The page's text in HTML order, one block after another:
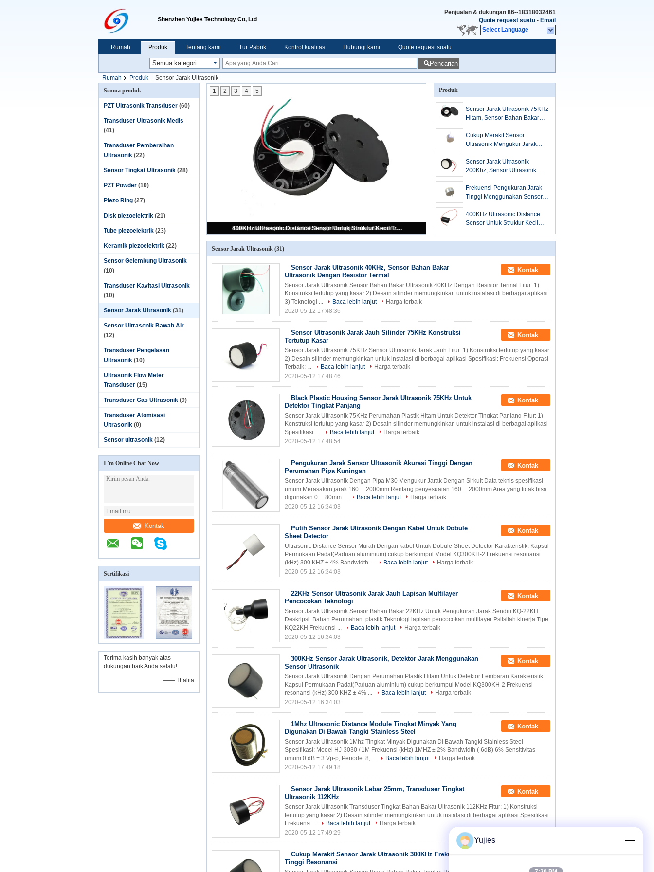
Shenzhen Yujies Technology Co, Ltd
Penjualan & dukungan 86--18318032461
Quote request suatu - Email
Select Language
Rumah Produk Tentang kami Tur Pabrik Kontrol kualitas Hubungi kami Quote request suatu
Pencarian
Rumah Produk
Sensor Jarak Ultrasonik
Semua produk
PZT Ultrasonik Transduser (60)
Transduser Ultrasonik Medis
(41)
Transduser Pembersihan
Ultrasonik (22)
Sensor Tingkat Ultrasonik (28)
PZT Powder (10)
Piezo Ring (27)
Disk piezoelektrik (21)
Tube piezoelektrik (23)
Keramik piezoelektrik (22)
Sensor Gelembung Ultrasonik
(10)
Transduser Kavitasi Ultrasonik
(10)
Sensor Jarak Ultrasonik (31)
Sensor Ultrasonik Bawah Air
(12)
Transduser Pengelasan
Ultrasonik (10)
Ultrasonik Flow Meter
Transduser (15)
Transduser Gas Ultrasonik (9)
Transduser Atomisasi
Ultrasonik (0)
Sensor ultrasonik (12)
I 'm Online Chat Now
Kontak
Sertifikasi
Terima kasih banyak atas
dukungan baik Anda selalu!
—— Thalita
Sensor Jarak Ultrasonik 75KHz Hitam, Sensor Bahan Bakar Ultrasonik Penutup Ganda
1 2 3 4 5 Produk
Sensor Jarak Ultrasonik 75KHz
Hitam, Sensor Bahan Bakar
Cukup Merakit Sensor
Ultrasonik Mengukur Jarak
Sensor Jarak Ultrasonik
200Khz, Sensor Ultrasonik
Frekuensi Pengukuran Jarak
Tinggi Menggunakan Sensor
400KHz Ultrasonic Distance
Sensor Untuk Struktur Kecil
Sensor Jarak Ultrasonik (31)
Sensor Jarak Ultrasonik 40KHz, Sensor Bahan Bakar
Ultrasonik Dengan Resistor Termal
Kontak
Sensor Jarak Ultrasonik Sensor Bahan Bakar Ultrasonik 40KHz Dengan Resistor Termal Fitur: 1)
Konstruksi tertutup yang kasar 2) Desain silinder memungkinkan untuk instalasi di berbagai aplikasi
3) Teknologi ...
Baca lebih lanjut
Harga terbaik
2020-05-12 17:48:36
Sensor Ultrasonik Jarak Jauh Silinder 75KHz Konstruksi
Tertutup Kasar
Kontak
Sensor Jarak Ultrasonik 75KHz Sensor Ultrasonik Jarak Jauh Fitur: 1) Konstruksi tertutup yang kasar
2) Desain silinder memungkinkan untuk instalasi di berbagai aplikasi Spesifikasi: Frekuensi Operasi
Terbaik: ...
Baca lebih lanjut
Harga terbaik
2020-05-12 17:48:46
Black Plastic Housing Sensor Jarak Ultrasonik 75KHz Untuk
Detektor Tingkat Panjang
Kontak
Sensor Jarak Ultrasonik 75KHz Perumahan Plastik Hitam Untuk Detektor Tingkat Panjang Fitur: 1)
Konstruksi tertutup yang kasar 2) Desain silinder memungkinkan untuk instalasi di berbagai aplikasi
Spesifikasi: ...
Baca lebih lanjut
Harga terbaik
2020-05-12 17:48:54
Pengukuran Jarak Sensor Ultrasonik Akurasi Tinggi Dengan
Perumahan Pipa Kuningan
Kontak
Sensor Jarak Ultrasonik Dengan Pipa M30 Mengukur Jarak Dengan Sirkuit Data teknis spesifikasi
umum Merasakan jarak 160 ... 2000mm Rentang penyesuaian 160 ... 2000mm Area yang tidak bisa
digunakan 0 ... 80mm ...
Baca lebih lanjut
Harga terbaik
2020-05-12 16:34:03
Putih Sensor Jarak Ultrasonik Dengan Kabel Untuk Dobule
Sheet Detector
Kontak
Ultrasonic Distance Sensor Murah Dengan kabel Untuk Dobule-Sheet Detector Karakteristik: Kapsul
Permukaan Padat(Paduan aluminium) cukup berkumpul Model KQ300KH-2 Frekuensi resonansi
(kHz) 300 KHZ ± 4% Bandwidth ...
Baca lebih lanjut
Harga terbaik
2020-05-12 16:34:03
22KHz Sensor Ultrasonik Jarak Jauh Lapisan Multilayer
Pencocokan Teknologi
Kontak
Sensor Jarak Ultrasonik Sensor Bahan Bakar 22KHz Untuk Pengukuran Jarak Sendiri KQ-22KH
Deskripsi: Bahan Perumahan: plastik Teknologi lapisan pencocokan multilayer Psilsilah kinerja Tipe:
KQ22KH Frekuensi ...
Baca lebih lanjut
Harga terbaik
2020-05-12 16:34:03
300KHz Sensor Jarak Ultrasonik, Detektor Jarak Menggunakan
Sensor Ultrasonik
Kontak
Sensor Jarak Ultrasonik Dengan Perumahan Plastik Hitam Untuk Detektor Lembaran Karakteristik:
Kapsul Permukaan Padat(Paduan aluminium) cukup berkumpul Model KQ300KH-2 Frekuensi
resonansi (kHz) 300 KHZ ± 4% ...
Baca lebih lanjut
Harga terbaik
2020-05-12 16:34:03
1Mhz Ultrasonic Distance Module Tingkat Minyak Yang
Digunakan Di Bawah Tangki Stainless Steel
Kontak
Sensor Jarak Ultrasonik 1Mhz Tingkat Minyak Digunakan Di Bawah Tangki Stainless Steel
Spesifikasi: Model HJ-3030 / 1M Frekuensi (kHz) 1MHZ ± 2% Bandwidth (-6dB) 6% Sensitivitas
umum 0 dB = 3 Vp-p; Periode: 8; ...
Baca lebih lanjut
Harga terbaik
2020-05-12 17:49:18
Sensor Jarak Ultrasonik Lebar 25mm, Transduser Tingkat
Ultrasonik 112KHz
Kontak
Sensor Jarak Ultrasonik Transduser Tingkat Bahan Bakar Ultrasonik 112KHz Fitur: 1) Konstruksi
tertutup yang kasar 2) Desain silinder memungkinkan untuk instalasi di berbagai aplikasi Spesifikasi:
Frekuensi ...
Baca lebih lanjut
Harga terbaik
2020-05-12 17:49:29
Cukup Merakit Sensor Jarak Ultrasonik 300KHz Frekuensi
Tinggi Resonansi
Kontak
Yujies